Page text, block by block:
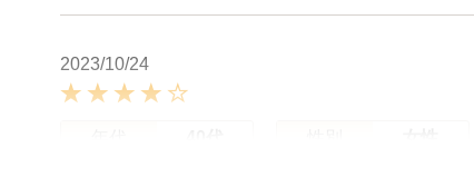
2023/10/24